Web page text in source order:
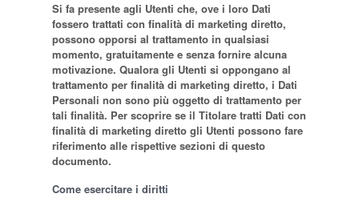
Si fa presente agli Utenti che, ove i loro Dati
fossero trattati con finalità di marketing diretto,
possono opporsi al trattamento in qualsiasi
momento, gratuitamente e senza fornire alcuna
motivazione. Qualora gli Utenti si oppongano al
trattamento per finalità di marketing diretto, i Dati
Personali non sono più oggetto di trattamento per
tali finalità. Per scoprire se il Titolare tratti Dati con
finalità di marketing diretto gli Utenti possono fare
riferimento alle rispettive sezioni di questo
documento.
Come esercitare i diritti